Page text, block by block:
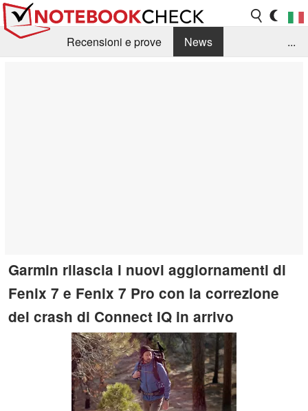
Recensioni e prove
News
...
Garmin rilascia i nuovi aggiornamenti di
Fenix 7 e Fenix 7 Pro con la correzione
del crash di Connect IQ in arrivo